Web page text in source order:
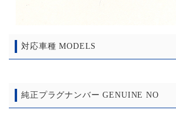
対応車種 MODELS
純正プラグナンバー GENUINE NO